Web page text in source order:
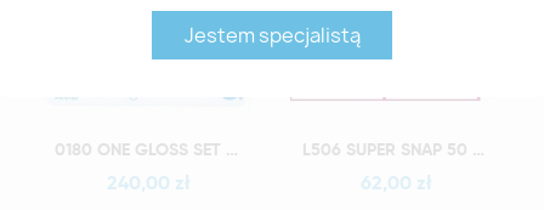
Jestem specjalistą
Szybki podgląd 0180 ONE GLOSS SET WYRÓB MEDYCZNY
240,00 zł
Szybki podgląd L506 SUPER SNAP 50 PCS BLACK WYRÓB MEDYCZNY
62,00 zł